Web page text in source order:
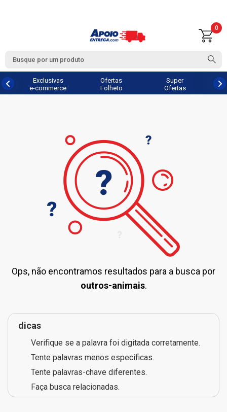
0
Exclusivas
e-commerce
Ofertas
Folheto
Super
Ofertas
Ops, não encontramos resultados para a busca por
outros-animais.
dicas
Verifique se a palavra foi digitada corretamente.
Tente palavras menos especificas.
Tente palavras-chave diferentes.
Faça busca relacionadas.